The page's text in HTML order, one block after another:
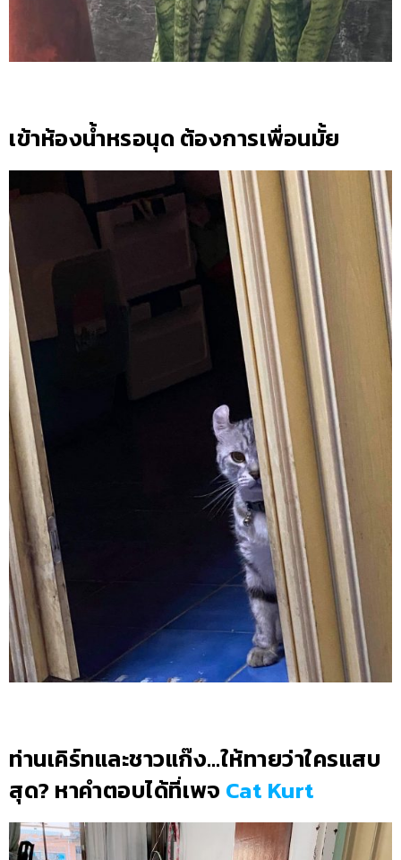
เข้าห้องน้ำหรอนุด ต้องการเพื่อนมั้ย
ท่านเคิร์ทและชาวแก๊ง…ให้ทายว่าใครแสบ
สุด? หาคำตอบได้ที่เพจ Cat Kurt